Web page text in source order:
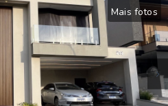
Mais fotos